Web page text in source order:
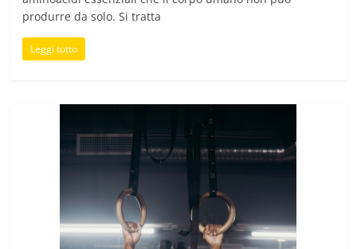
produrre da solo. Si tratta
Leggi tutto